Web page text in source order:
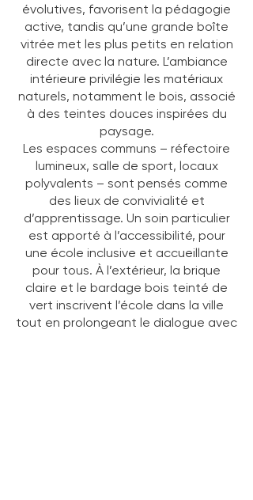
évolutives, favorisent la pédagogie
active, tandis qu’une grande boîte
vitrée met les plus petits en relation
directe avec la nature. L’ambiance
intérieure privilégie les matériaux
naturels, notamment le bois, associé
à des teintes douces inspirées du
paysage.
Les espaces communs – réfectoire
lumineux, salle de sport, locaux
polyvalents – sont pensés comme
des lieux de convivialité et
d’apprentissage. Un soin particulier
est apporté à l’accessibilité, pour
une école inclusive et accueillante
pour tous. À l’extérieur, la brique
claire et le bardage bois teinté de
vert inscrivent l’école dans la ville
tout en prolongeant le dialogue avec